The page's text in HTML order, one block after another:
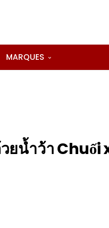
MARQUES
ยน้ำว้า Chuối